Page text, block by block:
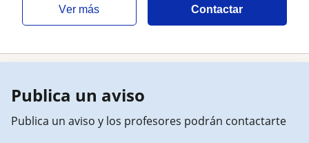
ver más Contactar
Publica un aviso
Publica un aviso y los profesores podrán contactarte